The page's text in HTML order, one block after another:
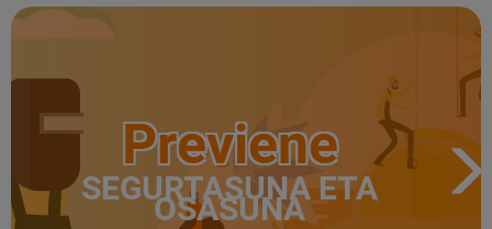
Previene
SEGURTASUNA ETA
OSASUNA